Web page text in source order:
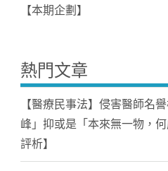
【本期企劃】
熱門文章
【醫療民事法】侵害醫師名
峰」抑或是「本來無一物，
評析】